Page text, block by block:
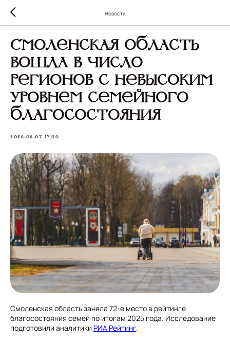
Новости
Смоленская область
вошла в число
регионов с невысоким
уровнем семейного
благосостояния
2026-06-07 17:00
Смоленская область заняла 72-е место в рейтинге
благосостояния семей по итогам 2025 года. Исследование
подготовили аналитики РИА Рейтинг.